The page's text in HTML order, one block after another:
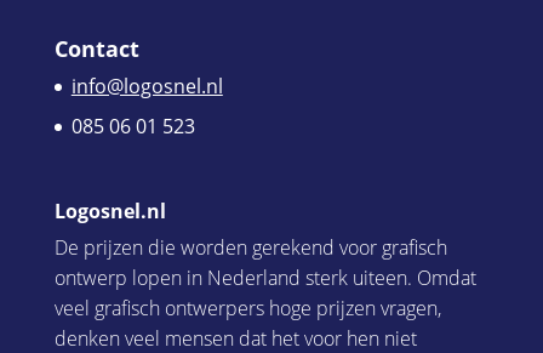
Contact
info@logosnel.nl
085 06 01 523
Logosnel.nl
De prijzen die worden gerekend voor grafisch
ontwerp lopen in Nederland sterk uiteen. Omdat
veel grafisch ontwerpers hoge prijzen vragen,
denken veel mensen dat het voor hen niet